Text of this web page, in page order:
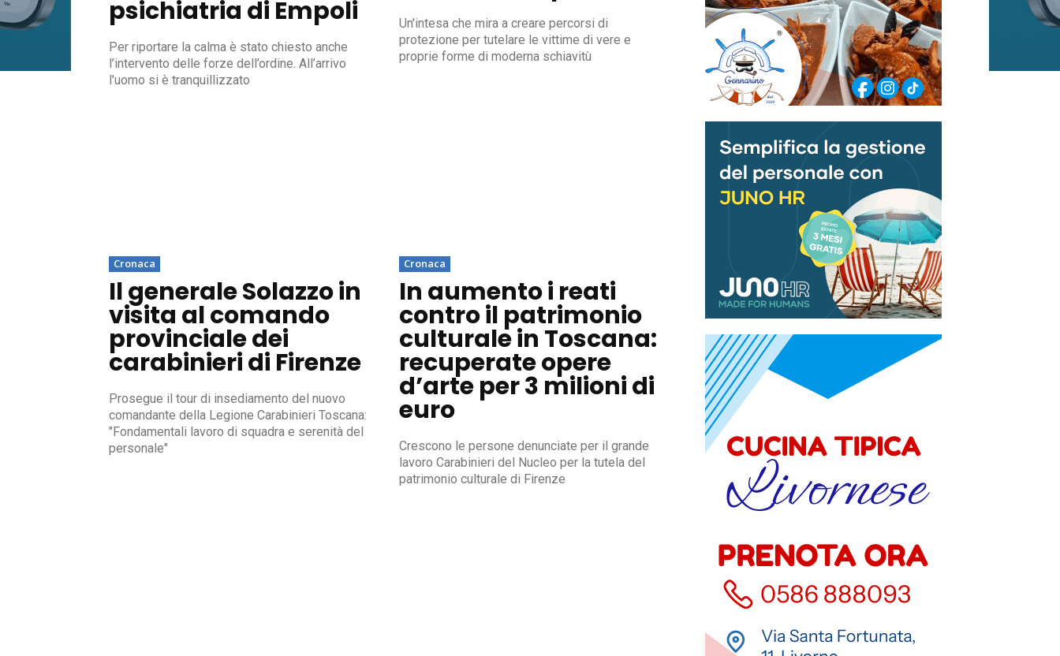
psichiatria di Empoli
Per riportare la calma è stato chiesto anche
l’intervento delle forze dell’ordine. All’arrivo
l'uomo si è tranquillizzato
Un'intesa che mira a creare percorsi di
protezione per tutelare le vittime di vere e
proprie forme di moderna schiavitù
Cronaca
Il generale Solazzo in
visita al comando
provinciale dei
carabinieri di Firenze
Prosegue il tour di insediamento del nuovo
comandante della Legione Carabinieri Toscana:
"Fondamentali lavoro di squadra e serenità del
personale"
Cronaca
In aumento i reati
contro il patrimonio
culturale in Toscana:
recuperate opere
d’arte per 3 milioni di
euro
Crescono le persone denunciate per il grande
lavoro Carabinieri del Nucleo per la tutela del
patrimonio culturale di Firenze